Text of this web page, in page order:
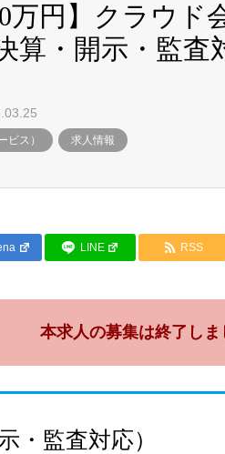
万円】クラウ
算・開示・監
ビス） 求人情報
LINE RSS
本求人の募集は終了しま
・監査対応）